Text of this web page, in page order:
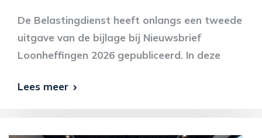
De Belastingdienst heeft onlangs een tweede
uitgave van de bijlage bij Nieuwsbrief
Loonheffingen 2026 gepubliceerd. In deze
Lees meer